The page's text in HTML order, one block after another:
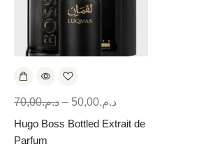
د.م.70,00 – د.م.50,00
Hugo Boss Bottled Extrait de
Parfum